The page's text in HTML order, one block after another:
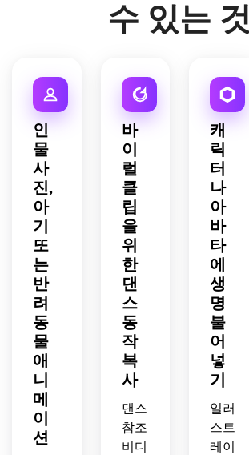
수 있는 것
인
물
사
진,
아
기
또
는
반
려
동
물
애
니
메
이
션
바
이
럴
클
립
을
위
한
댄
스
동
작
복
사
댄스
참조
비디
캐
릭
터
나
아
바
타
에
생
명
불
어
넣
기
일러
스트
레이